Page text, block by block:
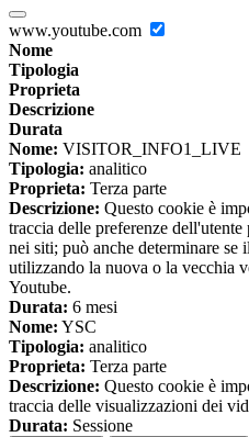
www.youtube.com
Nome
Tipologia
Proprieta
Descrizione
Durata
Nome: VISITOR_INFO1_LIVE
Tipologia: analitico
Proprieta: Terza parte
Descrizione: Questo cookie è
traccia delle preferenze
nei siti; può anche determinare se
utilizzando la nuova o la vecchia
Youtube.
Durata: 6 mesi
Nome: YSC
Tipologia: analitico
Proprieta: Terza parte
Descrizione: Questo cookie è
traccia delle visualizzazioni dei
Durata: Sessione